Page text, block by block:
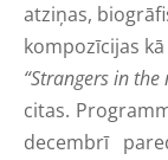
atziņas,
kompozīcijas kā
“Strangers in the
citas.
decembrī